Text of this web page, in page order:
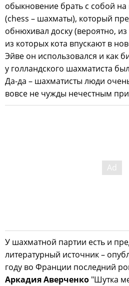
обыкновение брать с собой на
(chess – шахматы), который
обнюхивал доску (вероятно,
из которых кота впускают в
Эйве он использовался и как
у голландского шахматиста
Да-да – шахматисты люди
вовсе не чужды нечестным
У шахматной партии есть и
литературный источник –
году во Франции последний
Аркадия Аверченко "Шутка